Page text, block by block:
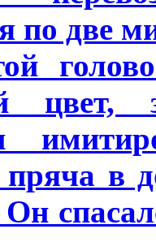
по две
цвет,
пряча в